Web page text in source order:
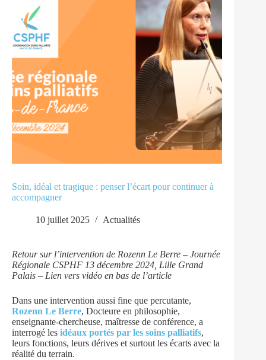
Soin, idéal et tragique : penser l’écart pour continuer à
accompagner
10 juillet 2025 Actualités
Retour sur l’intervention de Rozenn Le Berre – Journée
Régionale CSPHF 13 décembre 2024, Lille Grand
Palais – Lien vers vidéo en bas de l’article
Dans une intervention aussi fine que percutante,
Rozenn Le Berre, Docteure en philosophie,
enseignante-chercheuse, maîtresse de conférence, a
interrogé les idéaux portés par les soins palliatifs,
leurs fonctions, leurs dérives et surtout les écarts avec la
réalité du terrain.